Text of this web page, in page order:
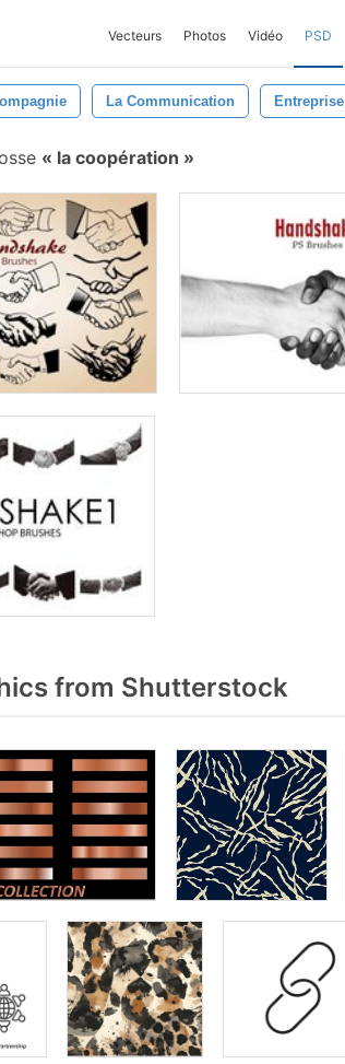
Vecteurs Photos Vidéo PSD
La Communication Entreprise
la coopération
from Shutterstock